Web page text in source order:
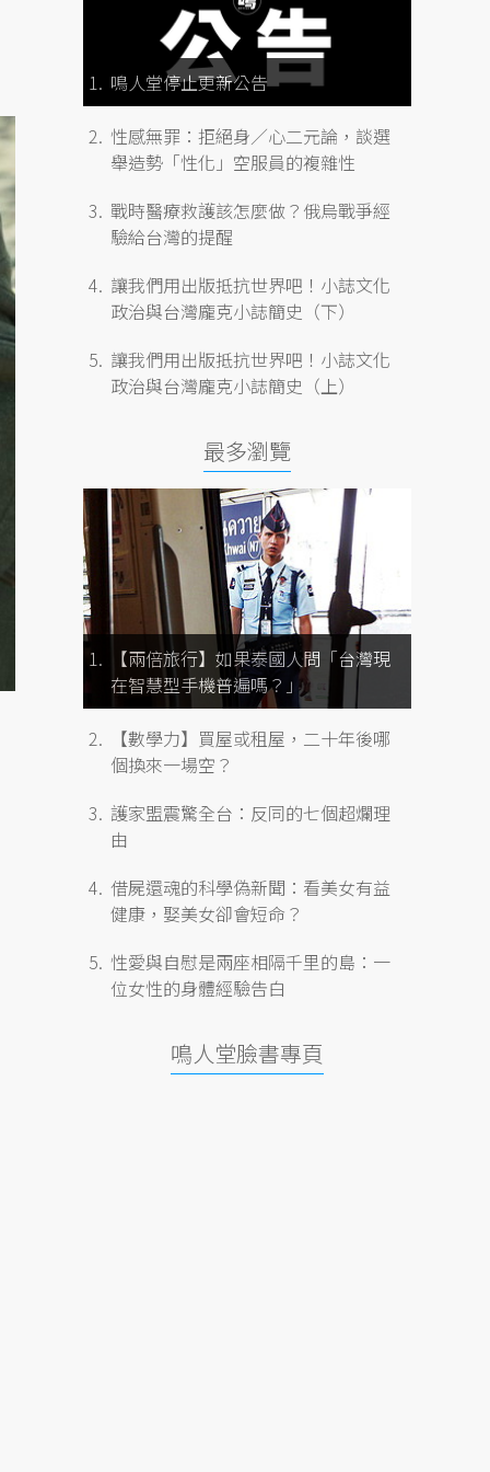
鳴人堂停止更新公告
性感無罪：拒絕身／心二元論，談選
舉造勢「性化」空服員的複雜性
戰時醫療救護該怎麼做？俄烏戰爭經
驗給台灣的提醒
讓我們用出版抵抗世界吧！小誌文化
政治與台灣龐克小誌簡史（下）
讓我們用出版抵抗世界吧！小誌文化
政治與台灣龐克小誌簡史（上）
最多瀏覽
【兩倍旅行】如果泰國人問「台灣現
在智慧型手機普遍嗎？」
【數學力】買屋或租屋，二十年後哪
個換來一場空？
護家盟震驚全台：反同的七個超爛理
由
借屍還魂的科學偽新聞：看美女有益
健康，娶美女卻會短命？
性愛與自慰是兩座相隔千里的島：一
位女性的身體經驗告白
鳴人堂臉書專頁